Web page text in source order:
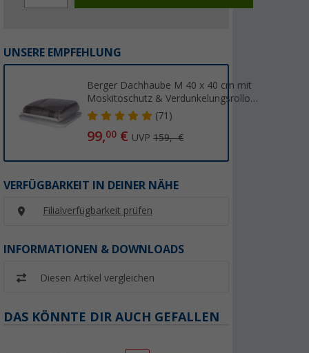
UNSERE EMPFEHLUNG
Berger Dachhaube M 40 x 40 cm mit
Moskitoschutz & Verdunkelungsrollo
Transparent
(71)
99,00 € UVP159,- €
VERFÜGBARKEIT IN DEINER NÄHE
Filialverfügbarkeit prüfen
INFORMATIONEN & DOWNLOADS
Diesen Artikel vergleichen
DAS KÖNNTE DIR AUCH GEFALLEN